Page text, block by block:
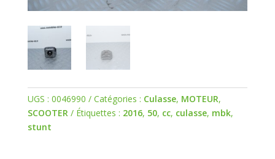
UGS : 0046990 Catégories : Culasse, MOTEUR,
SCOOTER
Étiquettes : 2016, 50, cc, culasse, mbk,
stunt